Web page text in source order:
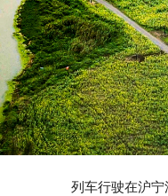
列车行驶在沪宁